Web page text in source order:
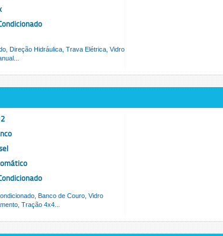
Direção Hidráulica, Trava Elétrica, Vidro
Banco de Couro, Vidro
Tração 4x4...